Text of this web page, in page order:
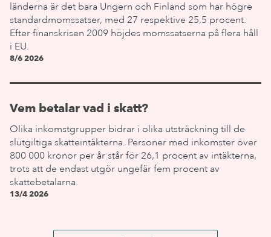
länderna är det bara Ungern och Finland som har högre
standardmomssatser, med 27 respektive 25,5 procent.
Efter finanskrisen 2009 höjdes momssatserna på flera håll
i EU.
8/6 2026
Vem betalar vad i skatt?
Olika inkomstgrupper bidrar i olika utsträckning till de
slutgiltiga skatteintäkterna. Personer med inkomster över
800 000 kronor per år står för 26,1 procent av intäkterna,
trots att de endast utgör ungefär fem procent av
skattebetalarna.
13/4 2026